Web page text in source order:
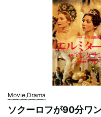
Movie,Drama
ソクーロフが90分ワ